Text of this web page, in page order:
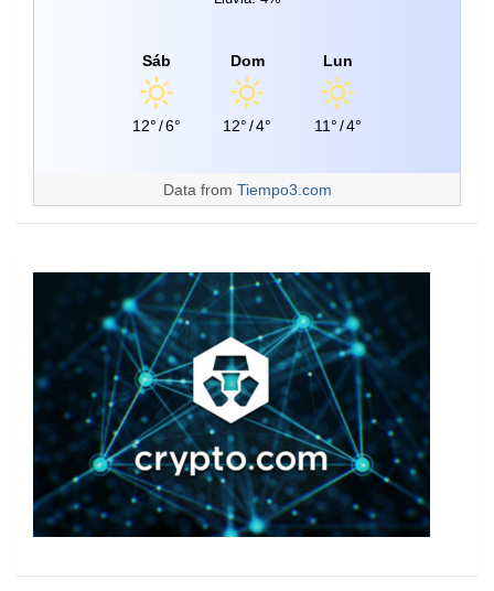
Sáb
12°/6°
Dom
12°/4°
Lun
11°/4°
Data from Tiempo3.com